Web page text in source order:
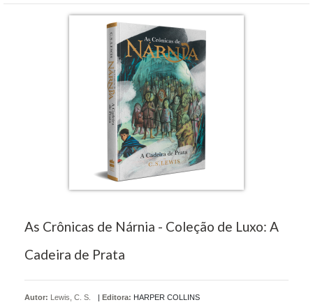
As Crônicas de Nárnia - Coleção de Luxo: A
Cadeira de Prata
Autor: Lewis, C. S. | Editora: HARPER COLLINS